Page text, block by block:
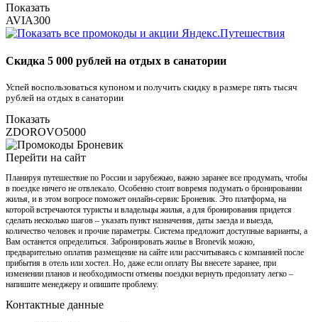
Показать
AVIA300
Скидка 5 000 рублей на отдых в санатории
Успей воспользоваться купоном и получить скидку в размере пять тысяч
рублей на отдых в санатории
Показать
ZDOROVO5000
Перейти на сайт
Планируя путешествие по России и зарубежью, важно заранее все продумать, чтобы
в поездке ничего не отвлекало. Особенно стоит вовремя подумать о бронировании
жилья, и в этом вопросе поможет онлайн-сервис Броневик. Это платформа, на
которой встречаются туристы и владельцы жилья, а для бронирования придется
сделать несколько шагов – указать пункт назначения, даты заезда и выезда,
количество человек и прочие параметры. Система предложит доступные варианты, а
Вам останется определиться. Забронировать жилье в Bronevik можно,
предварительно оплатив размещение на сайте или рассчитываясь с компанией после
прибытия в отель или хостел. Но, даже если оплату Вы внесете заранее, при
изменении планов и необходимости отмены поездки вернуть предоплату легко –
напишите менеджеру и опишите проблему.
Контактные данные